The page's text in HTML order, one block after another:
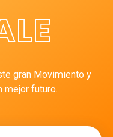
gran Movimiento y
mejor futuro.